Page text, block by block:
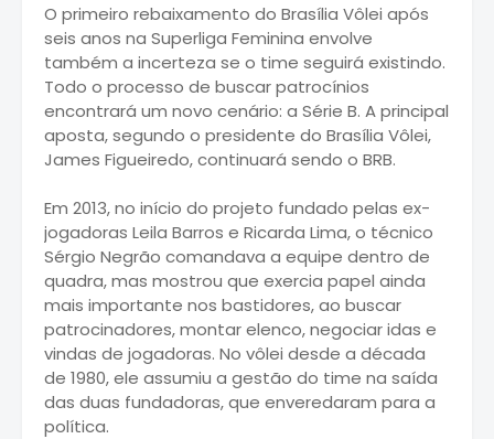
O primeiro rebaixamento do Brasília Vôlei após
seis anos na Superliga Feminina envolve
também a incerteza se o time seguirá existindo.
Todo o processo de buscar patrocínios
encontrará um novo cenário: a Série B. A principal
aposta, segundo o presidente do Brasília Vôlei,
James Figueiredo, continuará sendo o BRB.
Em 2013, no início do projeto fundado pelas ex-
jogadoras Leila Barros e Ricarda Lima, o técnico
Sérgio Negrão comandava a equipe dentro de
quadra, mas mostrou que exercia papel ainda
mais importante nos bastidores, ao buscar
patrocinadores, montar elenco, negociar idas e
vindas de jogadoras. No vôlei desde a década
de 1980, ele assumiu a gestão do time na saída
das duas fundadoras, que enveredaram para a
política.